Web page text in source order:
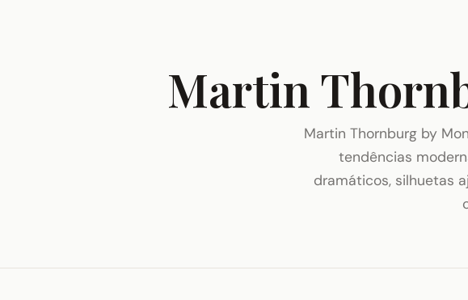
Martin
Martin Thornburg by
tendências
dramáticos, silhuetas